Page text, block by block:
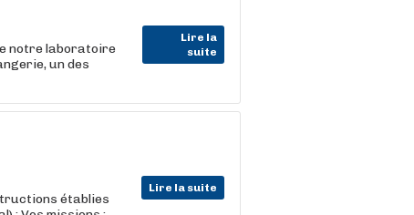
Lire la
suite
notre laboratoire
un des
Lire la suite
établies